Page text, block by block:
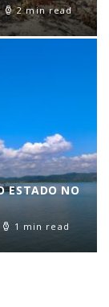
2 min read
ESTADO NO
1 min read